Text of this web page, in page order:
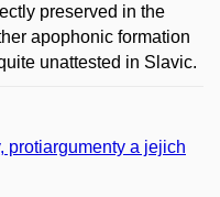
preserved in the
apophonic formation
unattested in Slavic.
protiargumenty a jejich